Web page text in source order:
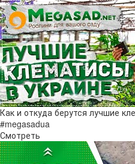
Как и откуда берутся лучшие
#megasadua
Смотреть